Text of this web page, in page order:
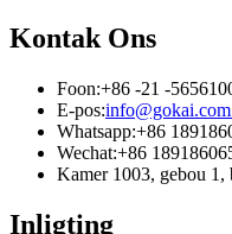
Kontak Ons
Foon:+86 -21 -
E-pos:
Whatsapp:+86
Wechat:+86
Kamer 1003, gebou
Inligting